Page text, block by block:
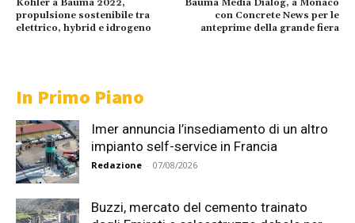
Kohler a Bauma 2022,
propulsione sostenibile tra
elettrico, hybrid e idrogeno
Bauma Media Dialog, a Monaco
con Concrete News per le
anteprime della grande fiera
In Primo Piano
Imer annuncia l’insediamento di un altro
impianto self-service in Francia
Redazione - 07/08/2026
Buzzi, mercato del cemento trainato